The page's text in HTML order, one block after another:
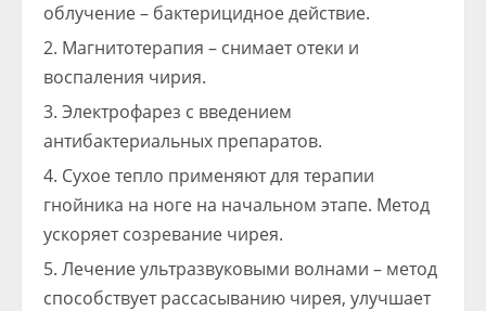
облучение – бактерицидное действие.
Магнитотерапия – снимает отеки и
воспаления чирия.
Электрофарез с введением
антибактериальных препаратов.
Сухое тепло применяют для терапии
гнойника на ноге на начальном этапе. Метод
ускоряет созревание чирея.
Лечение ультразвуковыми волнами – метод
способствует рассасыванию чирея, улучшает